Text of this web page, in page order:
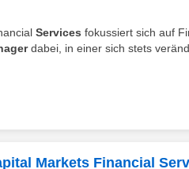
Services fokussiert sich auf
dabei, in einer sich stets
Markets Financial